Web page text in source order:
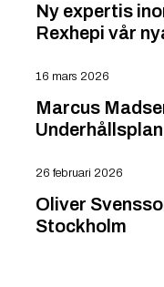
Ny expertis
Rexhepi vår
Marcus
16 mars 2026
Oliver
Stockholm
26 februari 2026